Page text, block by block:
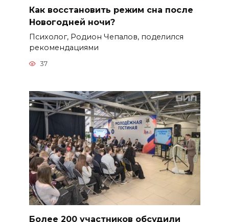
Как восстановить режим сна после
Новогодней ночи?
Психолог, Родион Чепалов, поделился
рекомендациями
37
Более 200 участников обсудили